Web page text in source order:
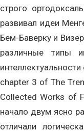
строго
развивал идеи
Бем-Баверку и
различные типы
chapter 3 of The
Collected Works of
начало двум ясно
отличали